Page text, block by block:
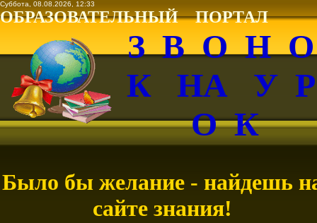
Суббота, 08.08.2026, 12:33
ОБРАЗОВАТЕЛЬНЫЙ ПОРТАЛ
З В О Н
К НА У
О К
Было бы желание - найдешь
сайте знания!